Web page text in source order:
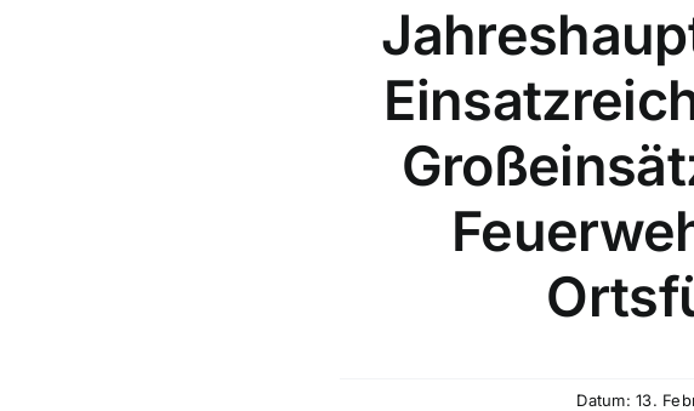
Datum: 13.